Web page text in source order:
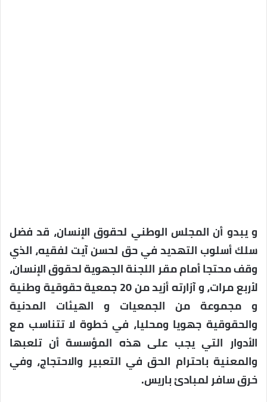
و يبدو أن المجلس الوطني لحقوق الإنسان، قد فضل
سلك أسلوب التهديد في حق لحسن آيت لفقيه، الذي
وقف محتجا أمام مقر اللجنة الجهوية لحقوق الإنسان،
لأربع مرات، و آزارته أزيد من 20 جمعية حقوقية وطنية
و مجموعة من الجمعيات و الهيئات المدنية
والحقوقية جهويا ومحليا، في خطوة لا تتناسب مع
الأدوار التي يجب على هذه المؤسسة أن تلعبها
والمعنية باحترام الحق في التعبير والاحتجاج، وفي
خرق سافر لمبادئ باريس.